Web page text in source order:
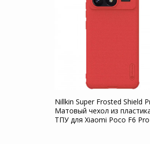
Nillkin Super Frosted Shield
Матовый чехол из
ТПУ для Xiaomi Poco F6 Pro